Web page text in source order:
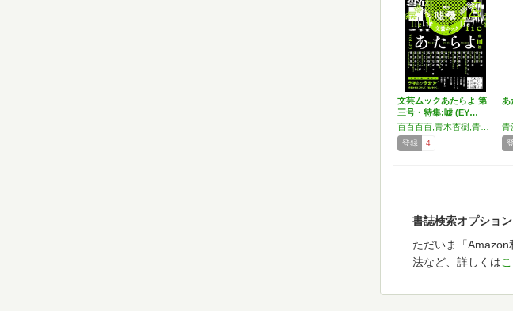
文芸ムックあたらよ 第
三号・特集:嘘 (EY…
登録 4
あ
青
書誌検索オプショ
ただいま「
法など、詳しくは